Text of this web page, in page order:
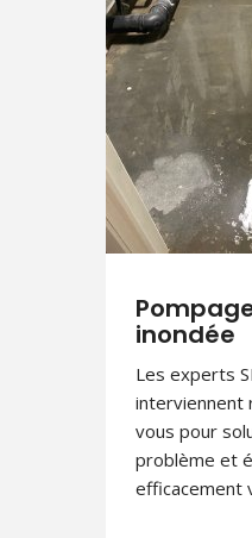
inondée
Les experts
interviennent
vous pour
problème et
efficacement